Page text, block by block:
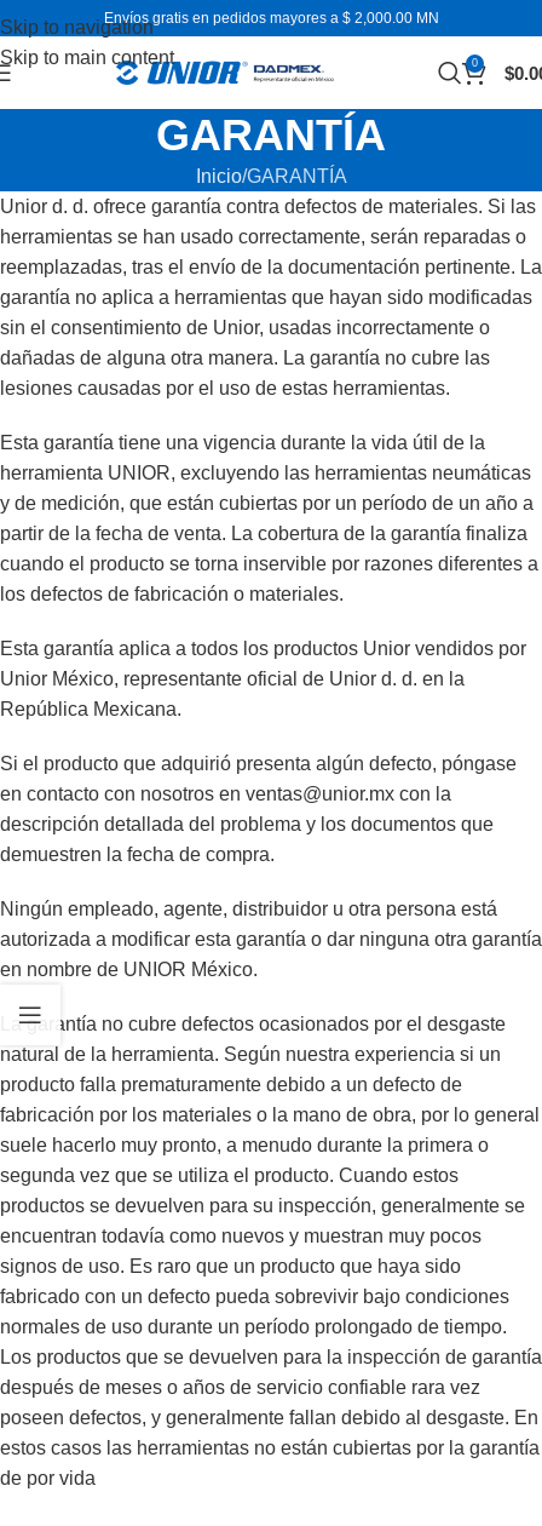
Skip to navigation
Skip to main content
Envíos gratis en pedidos mayores a $ 2,000.00 MN
0 $
GARANTÍA
Inicio GARANTÍA
Unior d. d. ofrece garantía contra defectos de materiales. Si las
herramientas se han usado correctamente, serán reparadas o
reemplazadas, tras el envío de la documentación pertinente. La
garantía no aplica a herramientas que hayan sido modificadas
sin el consentimiento de Unior, usadas incorrectamente o
dañadas de alguna otra manera. La garantía no cubre las
lesiones causadas por el uso de estas herramientas.
Esta garantía tiene una vigencia durante la vida útil de la
herramienta UNIOR, excluyendo las herramientas neumáticas
y de medición, que están cubiertas por un período de un año a
partir de la fecha de venta. La cobertura de la garantía finaliza
cuando el producto se torna inservible por razones diferentes a
los defectos de fabricación o materiales.
Esta garantía aplica a todos los productos Unior vendidos por
Unior México, representante oficial de Unior d. d. en la
República Mexicana.
Si el producto que adquirió presenta algún defecto, póngase
en contacto con nosotros en ventas@unior.mx con la
descripción detallada del problema y los documentos que
demuestren la fecha de compra.
Ningún empleado, agente, distribuidor u otra persona está
autorizada a modificar esta garantía o dar ninguna otra garantía
en nombre de UNIOR México.
La garantía no cubre defectos ocasionados por el desgaste
natural de la herramienta. Según nuestra experiencia si un
producto falla prematuramente debido a un defecto de
fabricación por los materiales o la mano de obra, por lo general
suele hacerlo muy pronto, a menudo durante la primera o
segunda vez que se utiliza el producto. Cuando estos
productos se devuelven para su inspección, generalmente se
encuentran todavía como nuevos y muestran muy pocos
signos de uso. Es raro que un producto que haya sido
fabricado con un defecto pueda sobrevivir bajo condiciones
normales de uso durante un período prolongado de tiempo.
Los productos que se devuelven para la inspección de garantía
después de meses o años de servicio confiable rara vez
poseen defectos, y generalmente fallan debido al desgaste. En
estos casos las herramientas no están cubiertas por la garantía
de por vida